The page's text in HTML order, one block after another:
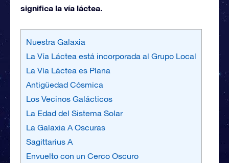
significa la vía láctea.
Nuestra Galaxia
La Vía Láctea está incorporada al Grupo Local
La Vía Láctea es Plana
Antigüedad Cósmica
Los Vecinos Galácticos
La Edad del Sistema Solar
La Galaxia A Oscuras
Sagittarius A
Envuelto con un Cerco Oscuro